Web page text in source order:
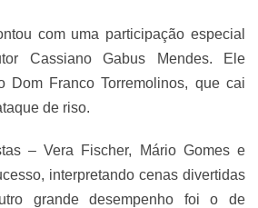
com uma participação especial
Cassiano Gabus Mendes. Ele
Dom Franco Torremolinos, que cai
de riso.
– Vera Fischer, Mário Gomes e
interpretando cenas divertidas
grande desempenho foi o de